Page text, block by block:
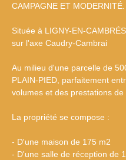
CAMPAGNE ET MODERNITÉ.
Située à LIGNY-EN-
sur l'axe Caudry-Cambrai
Au milieu d'une parcelle de
PLAIN-PIED, parfaitement
volumes et des prestations de
La propriété se compose :
- D'une maison de 175 m2
- D'une salle de réception de